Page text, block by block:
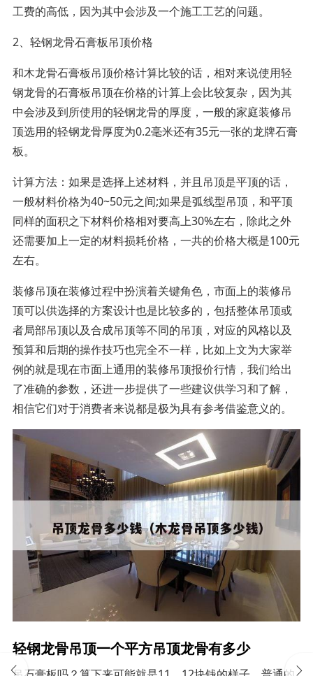
工费的高低，因为其中会涉及一个施工工艺的问题。
2、轻钢龙骨石膏板吊顶价格
和木龙骨石膏板吊顶价格计算比较的话，相对来说使用轻
钢龙骨的石膏板吊顶在价格的计算上会比较复杂，因为其
中会涉及到所使用的轻钢龙骨的厚度，一般的家庭装修吊
顶选用的轻钢龙骨厚度为0.2毫米还有35元一张的龙牌石膏
板。
计算方法：如果是选择上述材料，并且吊顶是平顶的话，
一般材料价格为40~50元之间;如果是弧线型吊顶，和平顶
同样的面积之下材料价格相对要高上30%左右，除此之外
还需要加上一定的材料损耗价格，一共的价格大概是100元
左右。
装修吊顶在装修过程中扮演着关键角色，市面上的装修吊
顶可以供选择的方案设计也是比较多的，包括整体吊顶或
者局部吊顶以及合成吊顶等不同的吊顶，对应的风格以及
预算和后期的操作技巧也完全不一样，比如上文为大家举
例的就是现在市面上通用的装修吊顶报价行情，我们给出
了准确的参数，还进一步提供了一些建议供学习和了解，
相信它们对于消费者来说都是极为具有参考借鉴意义的。
轻钢龙骨吊顶一个平方吊顶龙骨有多少